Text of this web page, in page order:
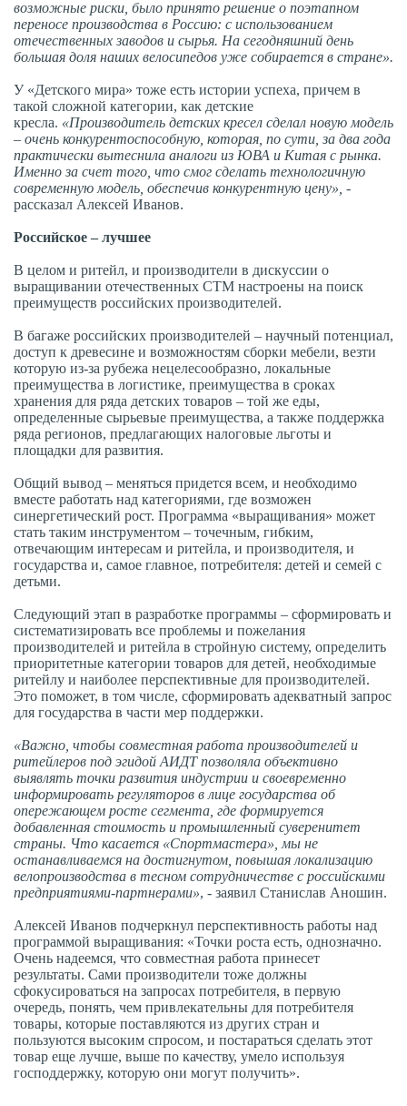
возможные риски, было принято решение о поэтапном
переносе производства в Россию: с использованием
отечественных заводов и сырья. На сегодняшний день
большая доля наших велосипедов уже собирается в стране».
У «Детского мира» тоже есть истории успеха, причем в
такой сложной категории, как детские
кресла. «Производитель детских кресел сделал новую модель
– очень конкурентоспособную, которая, по сути, за два года
практически вытеснила аналоги из ЮВА и Китая с рынка.
Именно за счет того, что смог сделать технологичную
современную модель, обеспечив конкурентную цену», -
рассказал Алексей Иванов.
Российское – лучшее
В целом и ритейл, и производители в дискуссии о
выращивании отечественных СТМ настроены на поиск
преимуществ российских производителей.
В багаже российских производителей – научный потенциал,
доступ к древесине и возможностям сборки мебели, везти
которую из-за рубежа нецелесообразно, локальные
преимущества в логистике, преимущества в сроках
хранения для ряда детских товаров – той же еды,
определенные сырьевые преимущества, а также поддержка
ряда регионов, предлагающих налоговые льготы и
площадки для развития.
Общий вывод – меняться придется всем, и необходимо
вместе работать над категориями, где возможен
синергетический рост. Программа «выращивания» может
стать таким инструментом – точечным, гибким,
отвечающим интересам и ритейла, и производителя, и
государства и, самое главное, потребителя: детей и семей с
детьми.
Следующий этап в разработке программы – сформировать и
систематизировать все проблемы и пожелания
производителей и ритейла в стройную систему, определить
приоритетные категории товаров для детей, необходимые
ритейлу и наиболее перспективные для производителей.
Это поможет, в том числе, сформировать адекватный запрос
для государства в части мер поддержки.
«Важно, чтобы совместная работа производителей и
ритейлеров под эгидой АИДТ позволяла объективно
выявлять точки развития индустрии и своевременно
информировать регуляторов в лице государства об
опережающем росте сегмента, где формируется
добавленная стоимость и промышленный суверенитет
страны. Что касается «Спортмастера», мы не
останавливаемся на достигнутом, повышая локализацию
велопроизводства в тесном сотрудничестве с российскими
предприятиями-партнерами», - заявил Станислав Аношин.
Алексей Иванов подчеркнул перспективность работы над
программой выращивания: «Точки роста есть, однозначно.
Очень надеемся, что совместная работа принесет
результаты. Сами производители тоже должны
сфокусироваться на запросах потребителя, в первую
очередь, понять, чем привлекательны для потребителя
товары, которые поставляются из других стран и
пользуются высоким спросом, и постараться сделать этот
товар еще лучше, выше по качеству, умело используя
господдержку, которую они могут получить».